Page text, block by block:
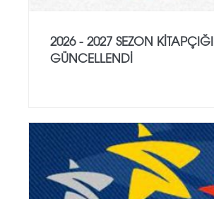
2026 - 2027 SEZON KITAPÇIĞI
GÜNCELLENDI